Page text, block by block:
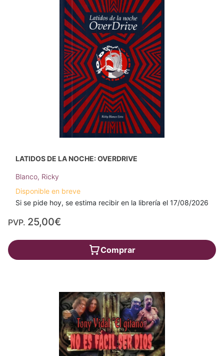
LATIDOS DE LA NOCHE: OVERDRIVE
Blanco, Ricky
Disponible en breve
Si se pide hoy, se estima recibir en la librería el 17/08/2026
PVP. 25,00€
Comprar